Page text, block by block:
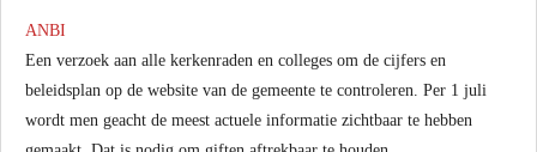
ANBI
Een verzoek aan alle kerkenraden en colleges om de cijfers en
beleidsplan op de website van de gemeente te controleren. Per 1 juli
wordt men geacht de meest actuele informatie zichtbaar te hebben